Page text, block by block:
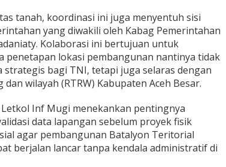
tanah, koordinasi ini juga menyentuh sisi
yang diwakili oleh Kabag Pemerintahan
Kolaborasi ini bertujuan untuk
penetapan lokasi pembangunan nantinya tidak
strategis bagi TNI, tetapi juga selaras dengan
wilayah (RTRW) Kabupaten Aceh Besar.
Inf Mugi menekankan pentingnya
data lapangan sebelum proyek fisik
agar pembangunan Batalyon Teritorial
berjalan lancar tanpa kendala administratif di